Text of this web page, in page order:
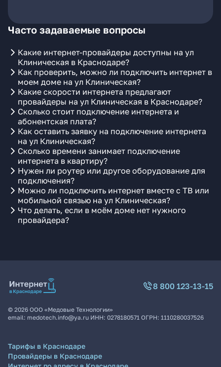
Часто задаваемые вопросы
Какие интернет-провайдеры доступны на ул
Клиническая в Краснодаре?
Как проверить, можно ли подключить интернет в
моем доме на ул Клиническая?
Какие скорости интернета предлагают
провайдеры на ул Клиническая в Краснодаре?
Сколько стоит подключение интернета и
абонентская плата?
Как оставить заявку на подключение интернета
на ул Клиническая?
Сколько времени занимает подключение
интернета в квартиру?
Нужен ли роутер или другое оборудование для
подключения?
Можно ли подключить интернет вместе с ТВ или
мобильной связью на ул Клиническая?
Что делать, если в моём доме нет нужного
провайдера?
8 800 123-13-15
© 2026 ООО «Медовые Технологии»
email: medotech.info@ya.ru ИНН: 0278180571 ОГРН: 1110280037526
Тарифы в Краснодаре
Провайдеры в Краснодаре